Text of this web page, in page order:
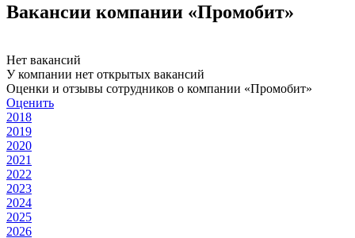
Вакансии компании «Промобит»
Нет вакансий
У компании нет открытых вакансий
Оценки и отзывы сотрудников о компании «Промобит»
Оценить
2018
2019
2020
2021
2022
2023
2024
2025
2026